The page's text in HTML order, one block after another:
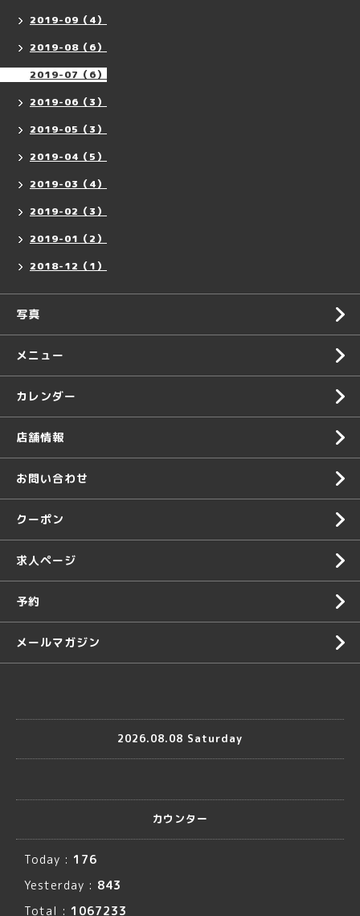
2019-09（4）
2019-08（6）
2019-07（6）
2019-06（3）
2019-05（3）
2019-04（5）
2019-03（4）
2019-02（3）
2019-01（2）
2018-12（1）
写真
メニュー
カレンダー
店舗情報
お問い合わせ
クーポン
求人ページ
予約
メールマガジン
2026.08.08 Saturday
カウンター
Today : 176
Yesterday : 843
Total : 1067233